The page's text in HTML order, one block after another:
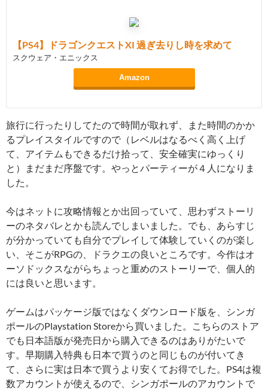
【PS4】ドラゴンクエストXI 過ぎ去りし時を求めて
スクウェア・エニックス
Amazon
旅行に行ったりしてたので時間が取れず、また時間のかか
るプレイスタイルですので（レベルはなるべく高く上げ
て、アイテムもできるだけ拾って、安全確実にゆっくり
と）まだまだ序盤です。やっとパーティーが４人になりま
した。
今はネットに攻略情報とか出回っていて、思わずストーリ
ーのネタバレとかも読んでしまいました。でも、あらすじ
が分かっていても自分でプレイして体験していくのが楽し
い、そこがRPGの、ドラクエの良いところです。今作はオ
ーソドックスながらちょっと重めのストーリーで、個人的
には良いと思います。
ゲームはパッケージ版ではなくダウンロード版を、シンガ
ポールのPlaystation Storeから買いました。こちらのストア
でも日本語版が発売日から購入できるのはありがたいで
す。早期購入特典も日本で買うのと同じものが付いてき
て、さらに実は日本で買うより安くてお得でした。PS4は複
数アカウントが使えるので、シンガポールのアカウントで